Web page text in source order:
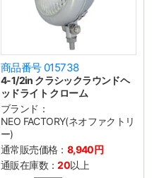
商品番号 015738
4-1/2in クラシックラウンドヘ
ッドライト クローム
ブランド：
NEO FACTORY(ネオファクトリ
ー)
通常販売価格： 8,940円
通販在庫数：20以上